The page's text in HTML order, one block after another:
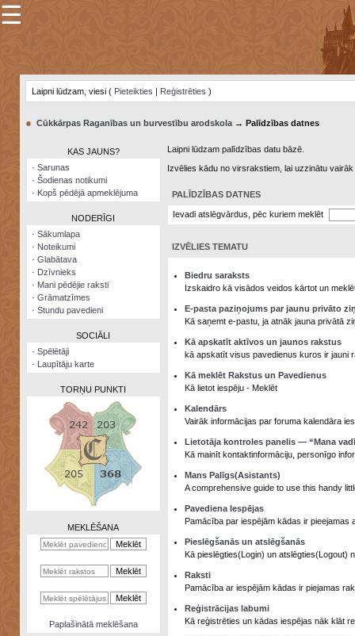
×
Šodienas
notikumi
Visatcera
almanahs
Arhīvs
Zināšanu
kalkulators
Nomētātās
☰
Laipni lūdzam, viesi ( Pieteikties | Reģistrēties )
● Cūkkārpas Raganības un burvestību arodskola→ Palīdzības datnes
KAS JAUNS?
· Sarunas
· Šodienas notikumi
· Kopš pēdējā apmeklējuma
NODERĪGI
· Sākumlapa
· Noteikumi
· Glabātava
· Dzīvnieks
· Mani pēdējie raksti
· Grāmatzīmes
· Stundu pavedieni
SOCIĀLI
· Spēlētāji
· Laupītāju karte
TORŅU PUNKTI
MEKLĒŠANA
Paplašinātā meklēšana
Laipni lūdzam palīdzības datu bāzē.
Izvēlies kādu no virsrakstiem, lai uzzinātu
PALĪDZĪBAS DATNES
Ievadi atslēgvārdus, pēc kuriem meklēt
IZVĒLIES TEMATU
Biedru saraksts
Izskaidro kā visādos veidos kārtot un
E-pasta paziņojums par jaunu privāto
Kā saņemt e-pastu, ja atnāk jauna privātā
Kā apskatīt aktīvos un jaunos rakstus
kā apskatīt visus pavedienus kuros ir jauni
Kā meklēt Rakstus un Pavedienus
Kā lietot iespēju - Meklēt
Kalendārs
Vairāk informācijas par foruma kalendāra
Lietotāja kontroles panelis — “Mana
Kā mainīt kontaktinformāciju, personīgo
Mans Palīgs(Asistants)
A comprehensive guide to use this handy
Pavediena Iespējas
Pamācība par iespējām kādas ir pieejamas
Pieslēgšanās un atslēgšanās
Kā pieslēgties(Login) un atslēgties(Logout)
Raksti
Pamācība ar iespējām kādas ir piejamas
Reģistrācijas labumi
Kā reģistrēties un kādas iespējas nāk klāt